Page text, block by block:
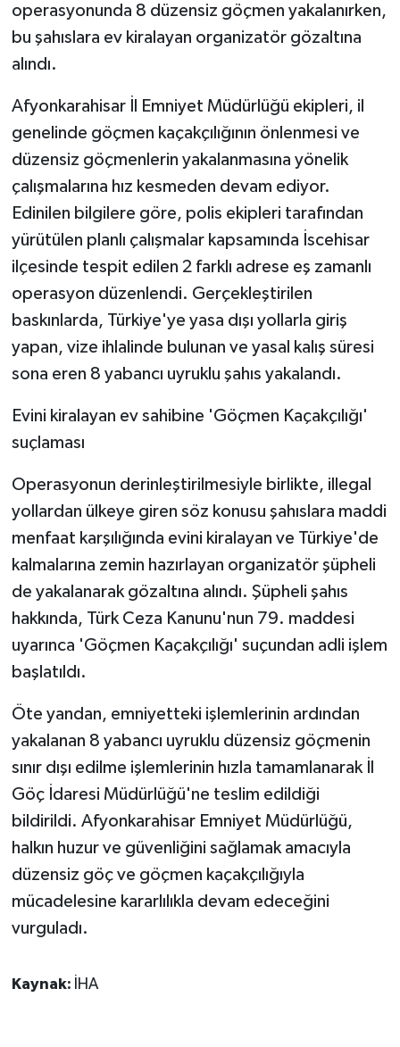
operasyonunda 8 düzensiz göçmen yakalanırken,
bu şahıslara ev kiralayan organizatör gözaltına
alındı.
Afyonkarahisar İl Emniyet Müdürlüğü ekipleri, il
genelinde göçmen kaçakçılığının önlenmesi ve
düzensiz göçmenlerin yakalanmasına yönelik
çalışmalarına hız kesmeden devam ediyor.
Edinilen bilgilere göre, polis ekipleri tarafından
yürütülen planlı çalışmalar kapsamında İscehisar
ilçesinde tespit edilen 2 farklı adrese eş zamanlı
operasyon düzenlendi. Gerçekleştirilen
baskınlarda, Türkiye'ye yasa dışı yollarla giriş
yapan, vize ihlalinde bulunan ve yasal kalış süresi
sona eren 8 yabancı uyruklu şahıs yakalandı.
Evini kiralayan ev sahibine 'Göçmen Kaçakçılığı'
suçlaması
Operasyonun derinleştirilmesiyle birlikte, illegal
yollardan ülkeye giren söz konusu şahıslara maddi
menfaat karşılığında evini kiralayan ve Türkiye'de
kalmalarına zemin hazırlayan organizatör şüpheli
de yakalanarak gözaltına alındı. Şüpheli şahıs
hakkında, Türk Ceza Kanunu'nun 79. maddesi
uyarınca 'Göçmen Kaçakçılığı' suçundan adli işlem
başlatıldı.
Öte yandan, emniyetteki işlemlerinin ardından
yakalanan 8 yabancı uyruklu düzensiz göçmenin
sınır dışı edilme işlemlerinin hızla tamamlanarak İl
Göç İdaresi Müdürlüğü'ne teslim edildiği
bildirildi. Afyonkarahisar Emniyet Müdürlüğü,
halkın huzur ve güvenliğini sağlamak amacıyla
düzensiz göç ve göçmen kaçakçılığıyla
mücadelesine kararlılıkla devam edeceğini
vurguladı.
Kaynak: İHA
İş Dünyası
Kadın
KÜLTÜR SANAT
MAGAZİN
Otomobil
POLİTİKA
Sağlık
SPOR HABERLERİ
TEKNOLOJİ
Turizm
ÜLKE GÜNDEMİ
YAŞAM
YEREL
Yerel Haberler